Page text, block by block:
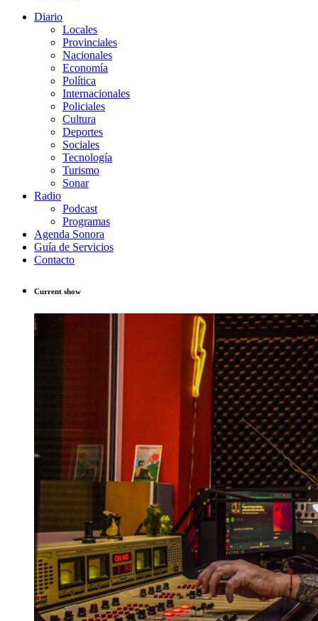
Diario
Locales
Provinciales
Nacionales
Economía
Política
Internacionales
Policiales
Cultura
Deportes
Sociales
Tecnología
Turismo
Sonar
Radio
Podcast
Programas
Agenda Sonora
Guía de Servicios
Contacto
Current show